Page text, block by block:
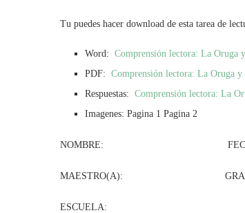
Tu puedes hacer download de esta tarea de
Word: Comprensión lectora: La Oruga
PDF: Comprensión lectora: La Oruga
Respuestas: Comprensión lectora: La
Imagenes: Pagina 1 Pagina 2
NOMBRE:
MAESTRO(A):
ESCUELA: